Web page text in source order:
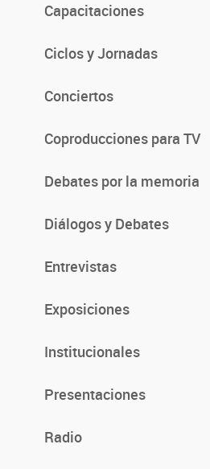
Capacitaciones
Ciclos y Jornadas
Conciertos
Coproducciones para TV
Debates por la memoria
Diálogos y Debates
Entrevistas
Exposiciones
Institucionales
Presentaciones
Radio